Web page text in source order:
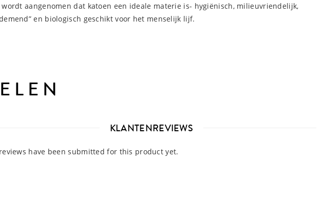
wordt aangenomen dat katoen een ideale materie is- hygiënisch, milieuvriendelijk,
en biologisch geschikt voor het menselijk lijf.
KLANTENREVIEWS
have been submitted for this product yet.